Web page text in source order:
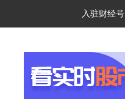
入驻财经号